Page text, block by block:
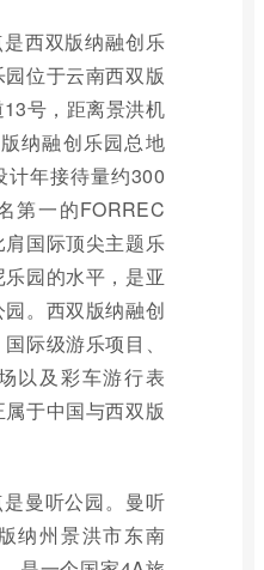
西双版纳融创乐
位于云南西双版
号，距离景洪机
纳融创乐园总地
计年接待量约300
第一的FORREC
国际顶尖主题乐
园的水平，是亚
。西双版纳融创
际级游乐项目、
以及彩车游行表
于中国与西双版
曼听公园。曼听
纳州景洪市东南